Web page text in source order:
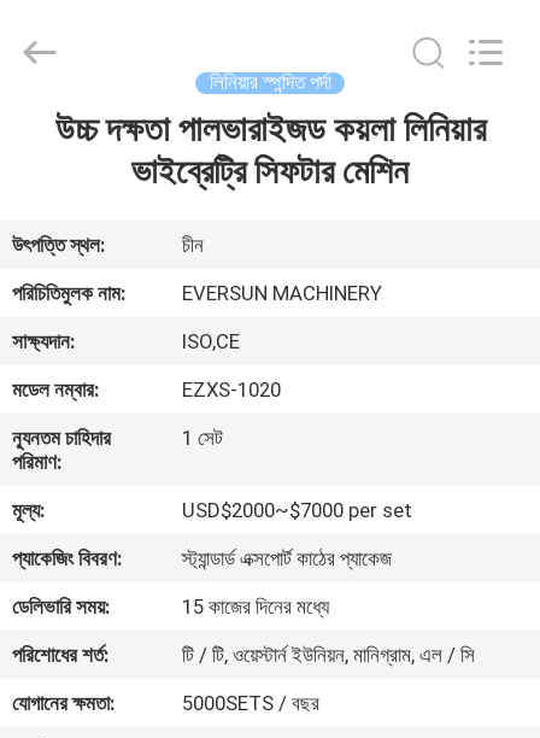
VR
প্রদর্শন
আমাদের
সম্পর্কে
কারখানা
ভ্রমণ
মান
নিয়ন্ত্রণ
লিনিয়ার স্পন্দিত পর্দা
উচ্চ দক্ষতা পালভারাইজড কয়লা লিনিয়ার
ভাইব্রেট্রি সিফটার মেশিন
উৎপত্তি স্থল:
চীন
পরিচিতিমুলক নাম:
EVERSUN MACHINERY
সাক্ষ্যদান:
ISO,CE
মডেল নম্বার:
EZXS-1020
ন্যূনতম চাহিদার
পরিমাণ:
1 সেট
মূল্য:
USD$2000~$7000 per set
প্যাকেজিং বিবরণ:
স্ট্যান্ডার্ড এক্সপোর্ট কাঠের প্যাকেজ
ডেলিভারি সময়:
15 কাজের দিনের মধ্যে
পরিশোধের শর্ত:
টি / টি, ওয়েস্টার্ন ইউনিয়ন, মানিগ্রাম, এল / সি
যোগানের ক্ষমতা:
5000SETS / বছর